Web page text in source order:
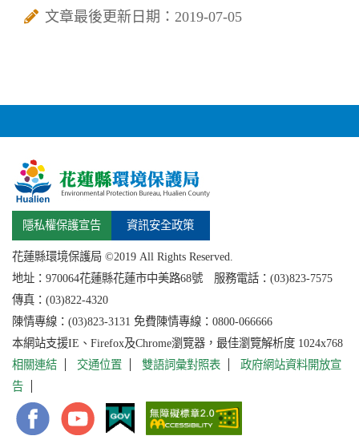
文章最後更新日期：2019-07-05
隱私權保護宣告 資訊安全政策
花蓮縣環境保護局 ©2019 All Rights Reserved.
地址： 970064花蓮縣花蓮市中美路68號 服務電話：(03)823-7575
傳真：(03)822-4320
陳情專線：(03)823-3131 免費陳情專線：0800-066666
本網站支援IE、Firefox及Chrome瀏覽器，最佳瀏覽解析度 1024x768
相關連結
交通位置 雙語詞彙對照表
政府網站資料開放宣
告